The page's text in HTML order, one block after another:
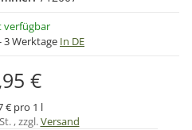
verfügbar
3 Werktage In DE
€
€ pro 1 l
, zzgl.Versand